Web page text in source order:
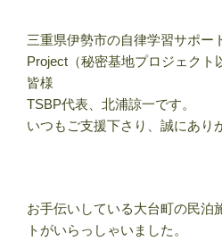
三重県伊勢市の自律学習サポー
Project（秘密基地プロジェクト
皆様
TSBP代表、北浦諒一です。
いつもご支援下さり、誠にあり
お手伝いしている大台町の民泊
トがいらっしゃいました。